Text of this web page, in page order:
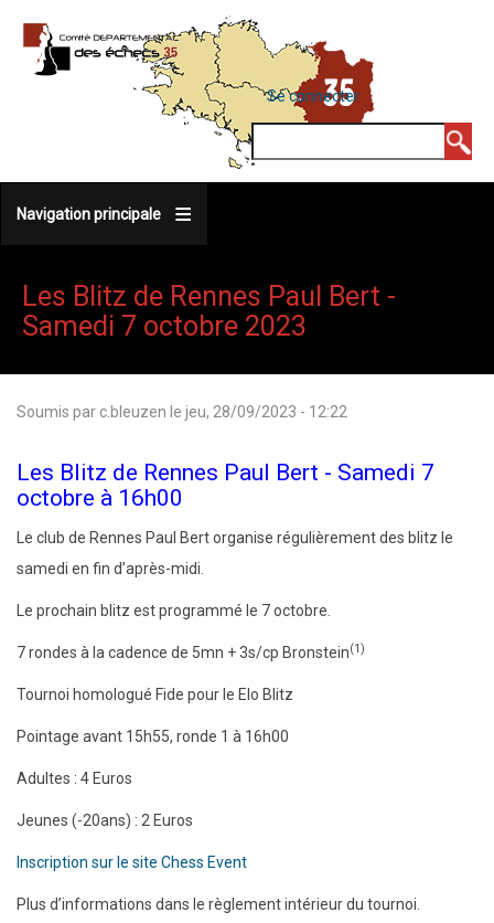
contenu
MENU
DU
COMPTE
DE
Se connecter
Navigation principale
Les Blitz de Rennes Paul Bert -
Samedi 7 octobre 2023
Soumis par c.bleuzen le jeu, 28/09/2023 - 12:22
Les Blitz de Rennes Paul Bert - Samedi 7
octobre à 16h00
Le club de Rennes Paul Bert organise régulièrement des blitz le
samedi en fin d’après-midi.
Le prochain blitz est programmé le 7 octobre.
7 rondes à la cadence de 5mn + 3s/cp Bronstein(1)
Tournoi homologué Fide pour le Elo Blitz
Pointage avant 15h55, ronde 1 à 16h00
Adultes : 4 Euros
Jeunes (-20ans) : 2 Euros
Inscription sur le site Chess Event
Plus d’informations dans le règlement intérieur du tournoi.